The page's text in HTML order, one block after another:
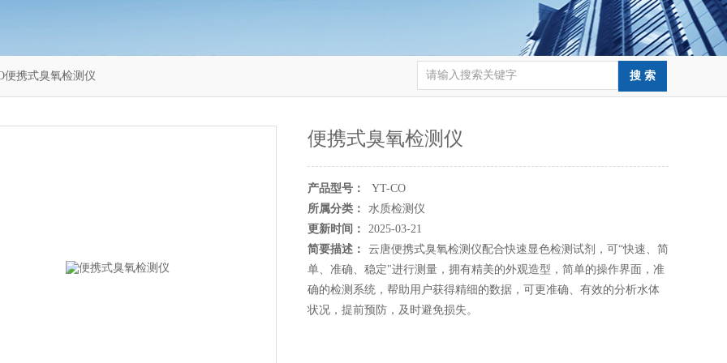
便携式臭氧检测仪
便携式臭氧检测仪
产品型号：
YT-CO
所属分类：
水质检测仪
更新时间：
2025-03-21
简要描述：
云唐便携式臭氧检测仪配合快速显色检测试剂，可“快速、简
单、准确、稳定"进行测量，拥有精美的外观造型，简单的操作界面，准
确的检测系统，帮助用户获得精细的数据，可更准确、有效的分析水体
状况，提前预防，及时避免损失。